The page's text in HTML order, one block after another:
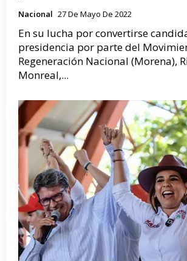
Nacional 27 De Mayo De 2022
En su lucha por convertirse
presidencia por parte del
Regeneración Nacional (Morena),
Monreal,...